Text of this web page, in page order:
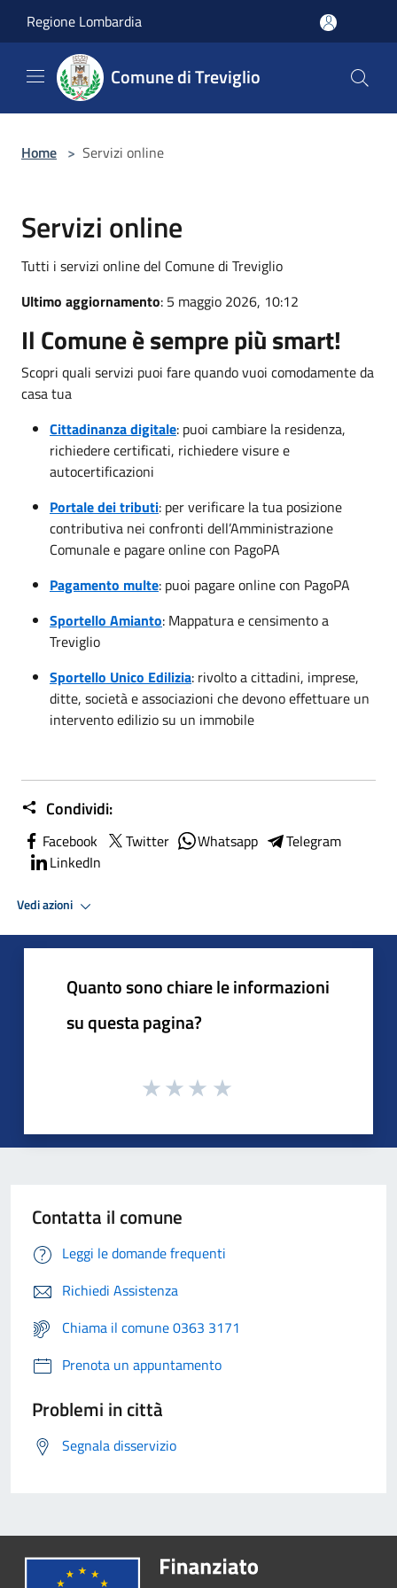
Regione Lombardia
Comune di Treviglio
Home > Servizi online
Servizi online
Tutti i servizi online del Comune di Treviglio
Ultimo aggiornamento: 5 maggio 2026, 10:12
Il Comune è sempre più smart!
Scopri quali servizi puoi fare quando vuoi comodamente da
casa tua
Cittadinanza digitale: puoi cambiare la residenza,
richiedere certificati, richiedere visure e
autocertificazioni
Portale dei tributi: per verificare la tua posizione
contributiva nei confronti dell’Amministrazione
Comunale e pagare online con PagoPA
Pagamento multe: puoi pagare online con PagoPA
Sportello Amianto: Mappatura e censimento a
Treviglio
Sportello Unico Edilizia: rivolto a cittadini, imprese,
ditte, società e associazioni che devono effettuare un
intervento edilizio su un immobile
Condividi:
Facebook Twitter Whatsapp
Telegram
LinkedIn
Vedi azioni
Quanto sono chiare le informazioni
su questa pagina?
Contatta il comune
Leggi le domande frequenti
Richiedi Assistenza
Chiama il comune 0363 3171
Prenota un appuntamento
Problemi in città
Segnala disservizio